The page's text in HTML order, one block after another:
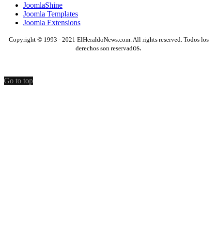
JoomlaShine
Joomla Templates
Joomla Extensions
Copyright © 1993 - 2021 ElHeraldoNews.com. All rights reserved. Todos los
derechos son reservados.
Go to top